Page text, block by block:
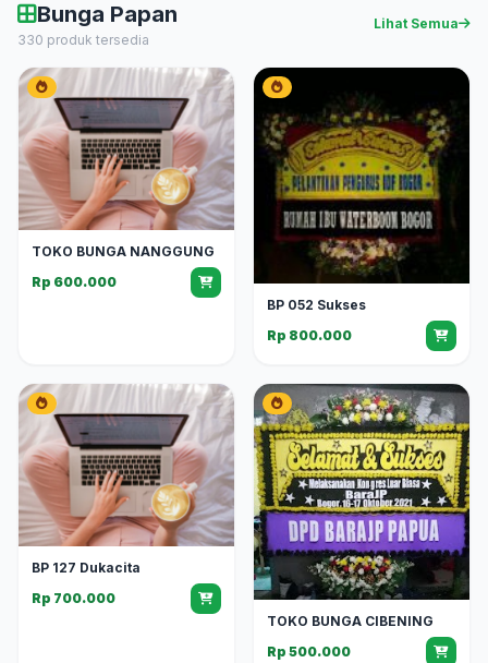
Bunga Papan
330 produk tersedia
Lihat Semua
TOKO BUNGA NANGGUNG
Rp 600.000
BP 052 Sukses
Rp 800.000
BP 127 Dukacita
Rp 700.000
TOKO BUNGA CIBENING
Rp 500.000